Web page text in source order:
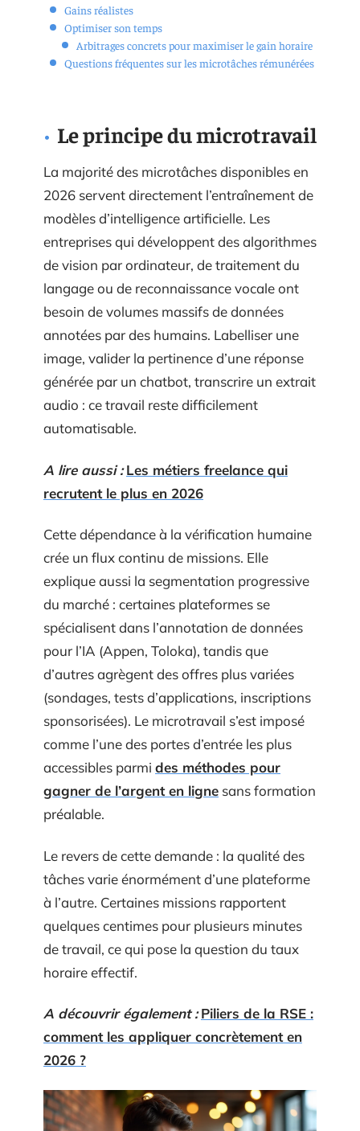
Gains réalistes
Optimiser son temps
Arbitrages concrets pour maximiser le gain horaire
Questions fréquentes sur les microtâches rémunérées
Le principe du microtravail
La majorité des microtâches disponibles en
2026 servent directement l’entraînement de
modèles d’intelligence artificielle. Les
entreprises qui développent des algorithmes
de vision par ordinateur, de traitement du
langage ou de reconnaissance vocale ont
besoin de volumes massifs de données
annotées par des humains. Labelliser une
image, valider la pertinence d’une réponse
générée par un chatbot, transcrire un extrait
audio : ce travail reste difficilement
automatisable.
A lire aussi : Les métiers freelance qui
recrutent le plus en 2026
Cette dépendance à la vérification humaine
crée un flux continu de missions. Elle
explique aussi la segmentation progressive
du marché : certaines plateformes se
spécialisent dans l’annotation de données
pour l’IA (Appen, Toloka), tandis que
d’autres agrègent des offres plus variées
(sondages, tests d’applications, inscriptions
sponsorisées). Le microtravail s’est imposé
comme l’une des portes d’entrée les plus
accessibles parmi des méthodes pour
gagner de l’argent en ligne sans formation
préalable.
Le revers de cette demande : la qualité des
tâches varie énormément d’une plateforme
à l’autre. Certaines missions rapportent
quelques centimes pour plusieurs minutes
de travail, ce qui pose la question du taux
horaire effectif.
A découvrir également : Piliers de la RSE :
comment les appliquer concrètement en
2026 ?